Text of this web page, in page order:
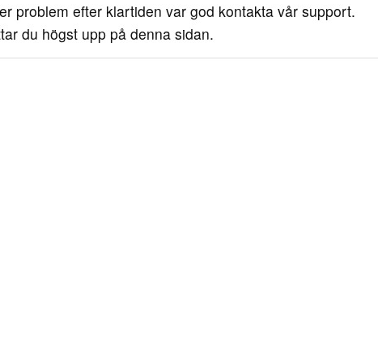
problem efter klartiden var god kontakta vår support.
du högst upp på denna sidan.